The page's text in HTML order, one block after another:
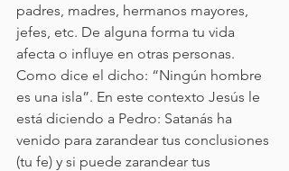
padres, madres, hermanos mayores,
jefes, etc. De alguna forma tu vida
afecta o influye en otras personas.
Como dice el dicho: “Ningún hombre
es una isla”. En este contexto Jesús le
está diciendo a Pedro: Satanás ha
venido para zarandear tus conclusiones
(tu fe) y si puede zarandear tus